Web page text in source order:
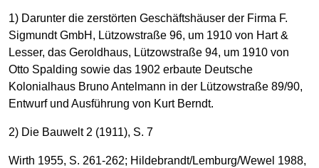
1) Darunter die zerstörten Geschäftshäuser der Firma F.
Sigmundt GmbH, Lützowstraße 96, um 1910 von Hart &
Lesser, das Geroldhaus, Lützowstraße 94, um 1910 von
Otto Spalding sowie das 1902 erbaute Deutsche
Kolonialhaus Bruno Antelmann in der Lützowstraße 89/90,
Entwurf und Ausführung von Kurt Berndt.
2) Die Bauwelt 2 (1911), S. 7
Wirth 1955, S. 261-262; Hildebrandt/Lemburg/Wewel 1988,